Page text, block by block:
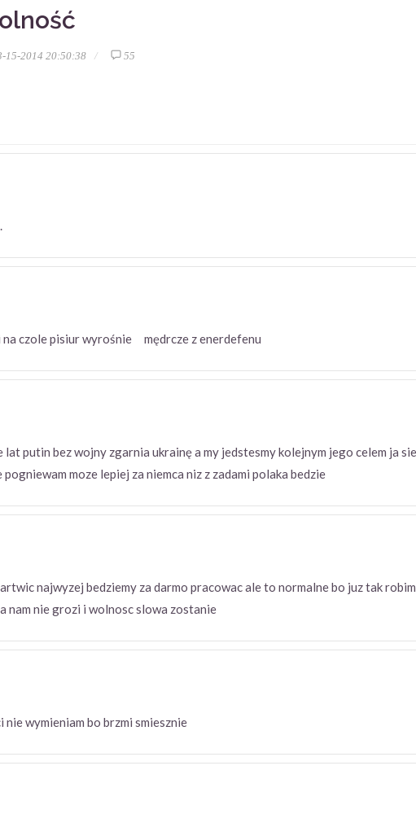
15-2014 20:50:38 55
..
czole pisiur wyrośnie mędrcze z enerdefenu
lat putin bez wojny zgarnia ukrainę a my jedstesmy kolejnym jego celem ja
pogniewam moze lepiej za niemca niz z zadami polaka bedzie
najwyzej bedziemy za darmo pracowac ale to normalne bo juz tak
nie grozi i wolnosc slowa zostanie
wymieniam bo brzmi smiesznie